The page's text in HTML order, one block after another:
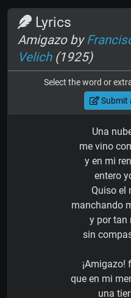
Lyrics
Amigazo by
Velich(1925)
Select the word or
Submit
Una
me vino
y en mi
entero
Quiso el
manchando
y por tan
sin
¡Amigazo!
que en mi
una